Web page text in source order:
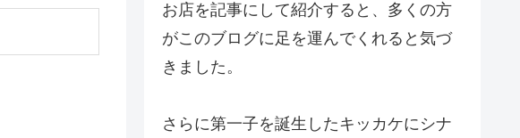
お店を記事にして紹介すると、多くの方
がこのブログに足を運んでくれると気づ
きました。
さらに第一子を誕生したキッカケにシナ